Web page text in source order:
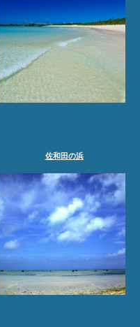
佐和田の浜